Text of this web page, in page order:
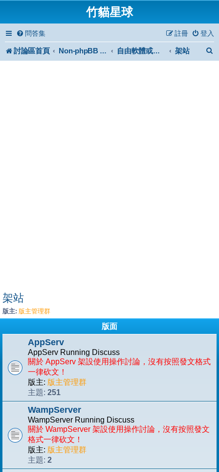
竹貓星球
問答集 登入
註冊
討論區首頁 Non-phpBB specific 自由軟體或免費軟體 架站
架站
版主: 版主管理群
版面
AppServ
AppServ Running Discuss
關於 AppServ 架設使用操作討論，沒有按照發文格式
一律砍文！
版主: 版主管理群
主題: 251
WampServer
WampServer Running Discuss
關於 WampServer 架設使用操作討論，沒有按照發文
格式一律砍文！
版主: 版主管理群
主題: 2